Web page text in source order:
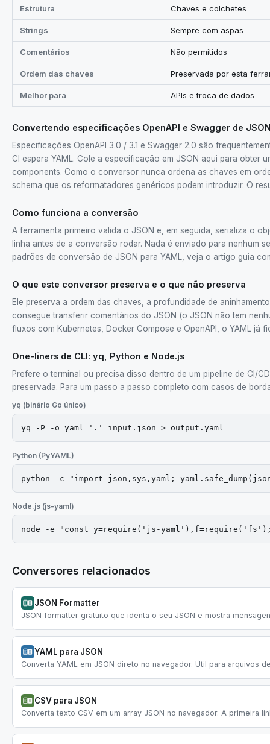
Estrutura Chaves e colchetes
Strings Sempre com aspas
Comentários Não permitidos
Ordem das chaves Preservada por esta
Melhor para APIs e troca de dados
Convertendo especificações OpenAPI e Swagger de
Especificações OpenAPI 3.0 / 3.1 e Swagger 2.0 são
CI espera YAML. Cole a especificação em JSON aqui para obter
components. Como o conversor nunca ordena as chaves em
schema que os reformatadores genéricos podem introduzir. O
Como funciona a conversão
A ferramenta primeiro valida o JSON e, em seguida, serializa o
linha antes de a conversão rodar. Nada é enviado para nenhum
padrões de conversão de JSON para YAML, veja o artigo guia
O que este conversor preserva e o que não preserva
Ele preserva a ordem das chaves, a profundidade de
consegue transferir comentários do JSON (o JSON não tem
fluxos com Kubernetes, Docker Compose e OpenAPI, o YAML já
One-liners de CLI: yq, Python e Node.js
Prefere o terminal ou precisa disso dentro de um pipeline de CI/
preservada. Para um passo a passo completo com casos de
yq (binário Go único)
yq -P -o=yaml '.' input.json > output.yaml
Python (PyYAML)
python -c "import json,sys,yaml;
Node.js (js-yaml)
node -e "const y=require('js-yaml'),f=require('fs');
Conversores relacionados
JSON Formatter
JSON formatter gratuito que identa o seu JSON e mostra
YAML para JSON
Converta YAML em JSON direto no navegador. Útil para arquivos
CSV para JSON
Converta texto CSV em um array JSON no navegador. A primeira